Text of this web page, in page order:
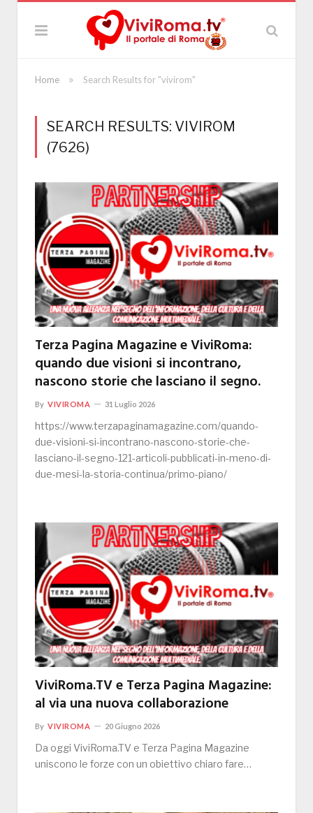
Home » Search Results for "vivirom"
SEARCH RESULTS: VIVIROM
(7626)
Terza Pagina Magazine e ViviRoma:
quando due visioni si incontrano,
nascono storie che lasciano il segno.
By VIVIROMA 31 Luglio 2026
https://www.terzapaginamagazine.com/quando-
due-visioni-si-incontrano-nascono-storie-che-
lasciano-il-segno-121-articoli-pubblicati-in-meno-di-
due-mesi-la-storia-continua/primo-piano/
ViviRoma.TV e Terza Pagina Magazine:
al via una nuova collaborazione
By VIVIROMA 20 Giugno 2026
Da oggi ViviRoma.TV e Terza Pagina Magazine
uniscono le forze con un obiettivo chiaro fare…